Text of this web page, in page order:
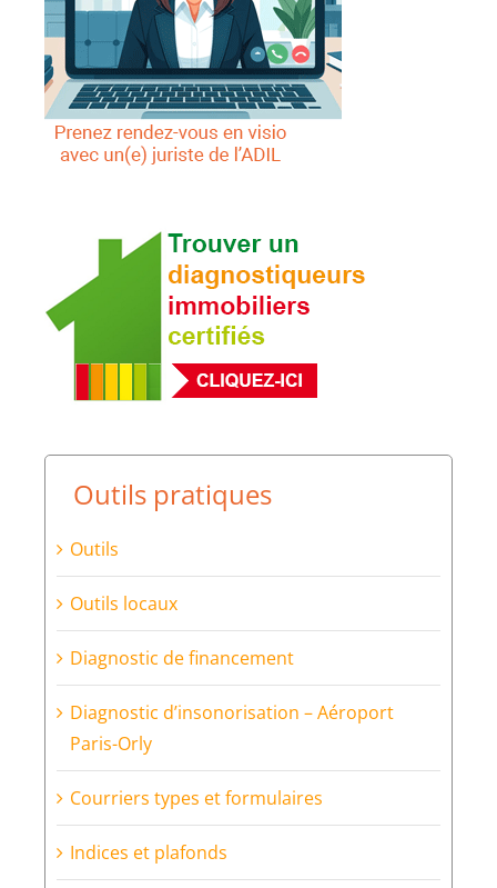
Outils pratiques
Outils
Outils locaux
Diagnostic de financement
Diagnostic d’insonorisation – Aéroport
Paris-Orly
Courriers types et formulaires
Indices et plafonds